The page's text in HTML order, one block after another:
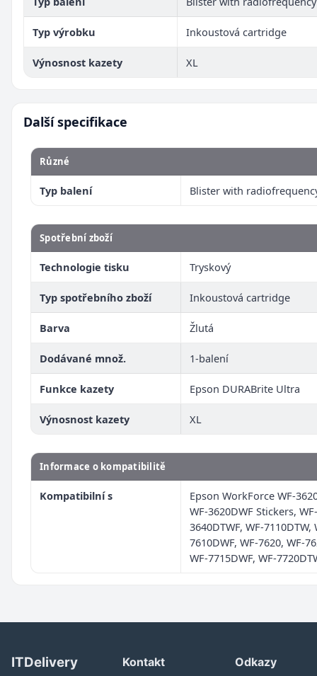
Typ výrobku Inkoustová cartridge
Výnosnost kazety XL
Další specifikace
Různé
Typ balení Blister with
Spotřební zboží
Technologie tisku Tryskový
Typ spotřebního zboží Inkoustová cartridge
Barva Žlutá
Dodávané množ. 1-balení
Funkce kazety Epson DURABrite Ultra
Výnosnost kazety XL
Informace o kompatibilitě
Kompatibilní s
Epson WorkForce WF-
WF-3620DWF Stickers, WF-
3640DTWF, WF-7110DTW,
7610DWF, WF-7620, WF-
WF-7715DWF, WF-
ITDelivery
Kontakt
Odkazy